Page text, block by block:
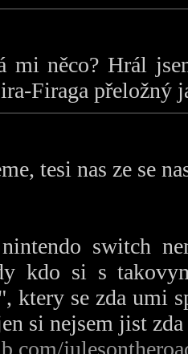
mi něco? Hrál
Firaga přeložný
tesi nas ze se
switch
kdo si s
ktery se zda umi
si nejsem jist